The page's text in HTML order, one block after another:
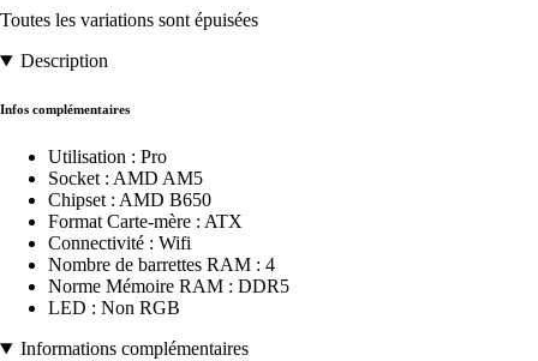
Toutes les variations sont épuisées
Description
Infos complémentaires
Utilisation : Pro
Socket : AMD AM5
Chipset : AMD B650
Format Carte-mère : ATX
Connectivité : Wifi
Nombre de barrettes RAM : 4
Norme Mémoire RAM : DDR5
LED : Non RGB
Informations complémentaires